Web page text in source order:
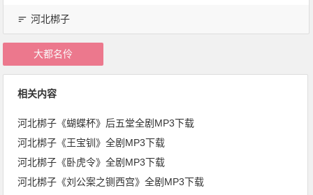
河北梆子
大都名伶
相关内容
河北梆子《蝴蝶杯》后五堂全剧MP3下载
河北梆子《王宝钏》全剧MP3下载
河北梆子《卧虎令》全剧MP3下载
河北梆子《刘公案之铡西宫》全剧MP3下载